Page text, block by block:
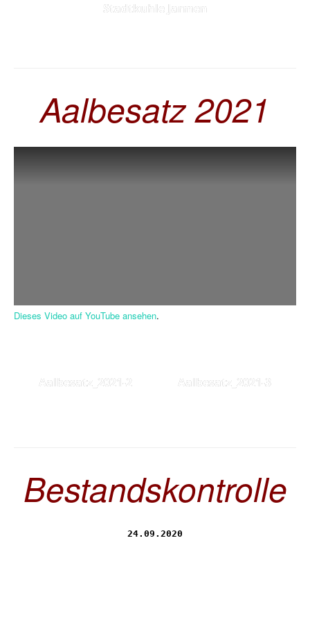
Stadtkuhle Jarmen
Aalbesatz 2021
Dieses Video auf YouTube ansehen.
Aalbesatz_2021-2 Aalbesatz_2021-3
Bestandskontrolle
24.09.2020